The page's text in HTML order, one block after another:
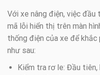
Với xe nâng điện, việc
mã lỗi hiển thị trên màn
thống điện của xe để
như sau:
Kiểm tra rơ le: Đầu